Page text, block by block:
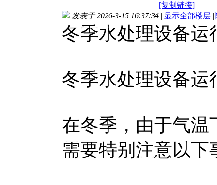
[复制链接]
发表于 2026-3-15 16:37:34 | 显示全部楼层 |
冬季水处理设备运
冬季水处理设备运
在冬季，由于气温
需要特别注意以下